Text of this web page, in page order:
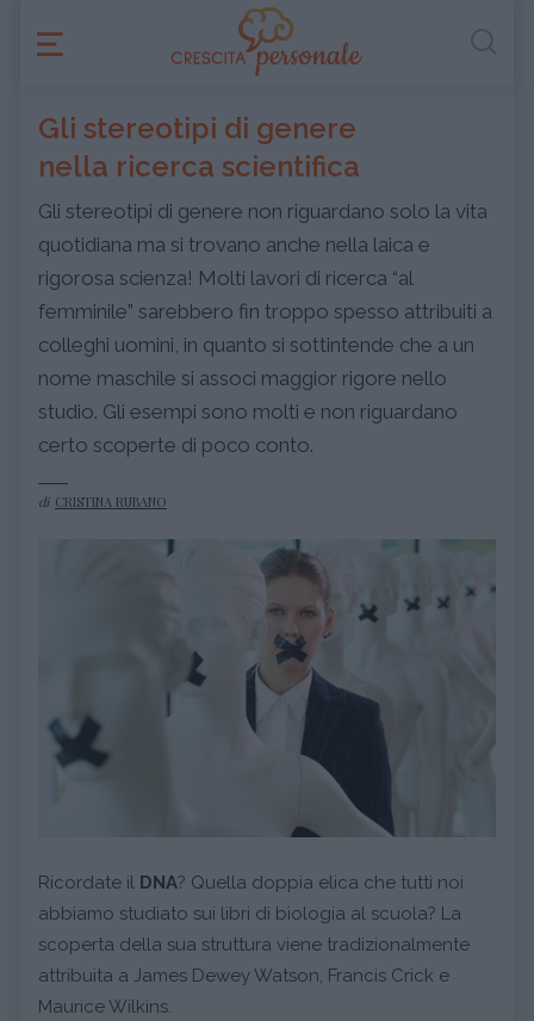
Gli stereotipi di genere
nella ricerca scientifica
Gli stereotipi di genere non riguardano solo la vita
quotidiana ma si trovano anche nella laica e
rigorosa scienza! Molti lavori di ricerca “al
femminile” sarebbero fin troppo spesso attribuiti a
colleghi uomini, in quanto si sottintende che a un
nome maschile si associ maggior rigore nello
studio. Gli esempi sono molti e non riguardano
certo scoperte di poco conto.
di CRISTINA RUBANO
Ricordate il DNA? Quella doppia elica che tutti noi
abbiamo studiato sui libri di biologia al scuola? La
scoperta della sua struttura viene tradizionalmente
attribuita a James Dewey Watson, Francis Crick e
Maurice Wilkins.